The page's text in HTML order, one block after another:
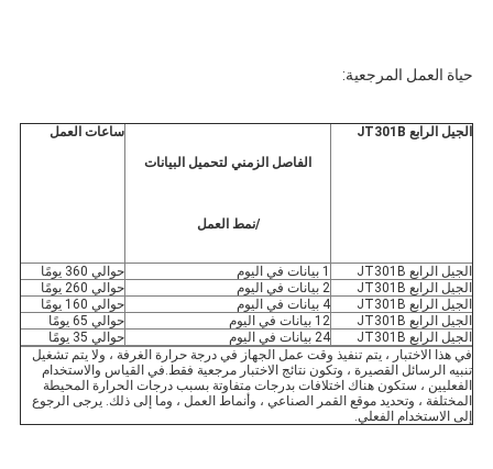
حياة العمل المرجعية:
الجيل الرابع JT301B
الفاصل الزمني لتحميل البيانات
/نمط العمل
ساعات العمل
الجيل الرابع JT301B 1 بيانات في اليوم
حوالي 360 يومًا
الجيل الرابع JT301B
2 بيانات في اليوم
حوالي 260 يومًا
الجيل الرابع JT301B
4 بيانات في اليوم
حوالي 160 يومًا
الجيل الرابع JT301B
12 بيانات في اليوم
حوالي 65 يومًا
الجيل الرابع JT301B
24 بيانات في اليوم
حوالي 35 يومًا
في هذا الاختبار ، يتم تنفيذ وقت عمل الجهاز في درجة حرارة الغرفة ، ولا يتم تشغيل
المختلفة ، وتحديد موقع القمر الصناعي ، وأنماط العمل ، وما إلى ذلك. يرجى الرجوع
إلى الاستخدام الفعلي.